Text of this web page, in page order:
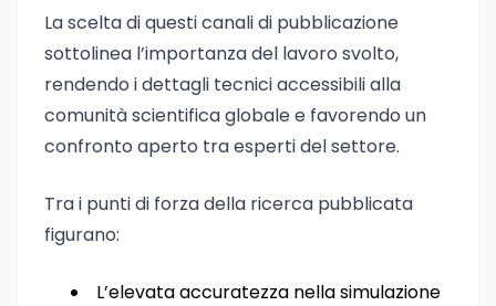
La scelta di questi canali di pubblicazione
sottolinea l’importanza del lavoro svolto,
rendendo i dettagli tecnici accessibili alla
comunità scientifica globale e favorendo un
confronto aperto tra esperti del settore.
Tra i punti di forza della ricerca pubblicata
figurano:
L’elevata accuratezza nella simulazione